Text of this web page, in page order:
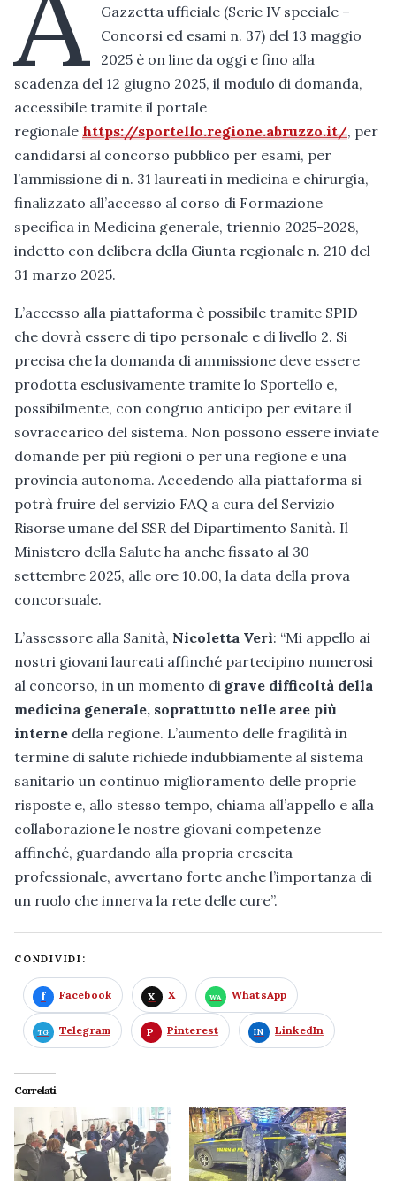
Gazzetta ufficiale (Serie IV speciale –
Concorsi ed esami n. 37) del 13 maggio
2025 è on line da oggi e fino alla
scadenza del 12 giugno 2025, il modulo di domanda,
accessibile tramite il portale
regionale https://sportello.regione.abruzzo.it/, per
candidarsi al concorso pubblico per esami, per
l’ammissione di n. 31 laureati in medicina e chirurgia,
finalizzato all’accesso al corso di Formazione
specifica in Medicina generale, triennio 2025-2028,
indetto con delibera della Giunta regionale n. 210 del
31 marzo 2025.
L’accesso alla piattaforma è possibile tramite SPID
che dovrà essere di tipo personale e di livello 2. Si
precisa che la domanda di ammissione deve essere
prodotta esclusivamente tramite lo Sportello e,
possibilmente, con congruo anticipo per evitare il
sovraccarico del sistema. Non possono essere inviate
domande per più regioni o per una regione e una
provincia autonoma. Accedendo alla piattaforma si
potrà fruire del servizio FAQ a cura del Servizio
Risorse umane del SSR del Dipartimento Sanità. Il
Ministero della Salute ha anche fissato al 30
settembre 2025, alle ore 10.00, la data della prova
concorsuale.
L’assessore alla Sanità, Nicoletta Verì: “Mi appello ai
nostri giovani laureati affinché partecipino numerosi
al concorso, in un momento di grave difficoltà della
medicina generale, soprattutto nelle aree più
interne della regione. L’aumento delle fragilità in
termine di salute richiede indubbiamente al sistema
sanitario un continuo miglioramento delle proprie
risposte e, allo stesso tempo, chiama all’appello e alla
collaborazione le nostre giovani competenze
affinché, guardando alla propria crescita
professionale, avvertano forte anche l’importanza di
un ruolo che innerva la rete delle cure”.
CONDIVIDI:
Facebook X WhatsApp
Telegram Pinterest LinkedIn
Correlati